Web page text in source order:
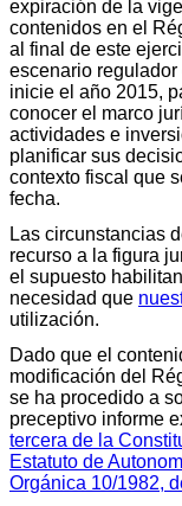
expiración de la
contenidos en el
al final de este
escenario
inicie el año 2015,
conocer el marco
actividades e
planificar sus
contexto fiscal que
fecha.
Las circunstancias
recurso a la figura
el supuesto
necesidad que
utilización.
Dado que el
modificación del
se ha procedido a
preceptivo informe
tercera de la
Estatuto de
Orgánica 10/1982,